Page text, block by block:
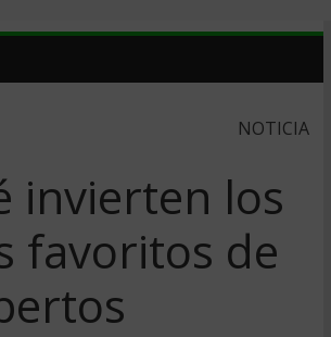
NOTICIA
invierten los
favoritos de